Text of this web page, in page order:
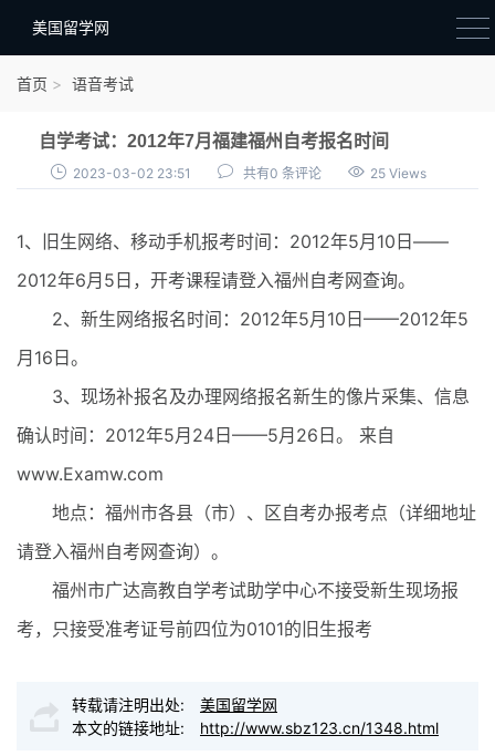
美国留学网
院校选择
材料准备
签证办理
留学生活
首页 语音考试
自学考试：2012年7月福建福州自考报名时间
2023-03-02 23:51 共有0 条评论 25 Views
1、旧生网络、移动手机报考时间：2012年5月10日——
2012年6月5日，开考课程请登入福州自考网查询。
2、新生网络报名时间：2012年5月10日——2012年5
月16日。
3、现场补报名及办理网络报名新生的像片采集、信息
确认时间：2012年5月24日——5月26日。 来自
www.Examw.com
地点：福州市各县（市）、区自考办报考点（详细地址
请登入福州自考网查询）。
福州市广达高教自学考试助学中心不接受新生现场报
考，只接受准考证号前四位为0101的旧生报考
转载请注明出处:
美国留学网
本文的链接地址:
http://www.sbz123.cn/1348.html